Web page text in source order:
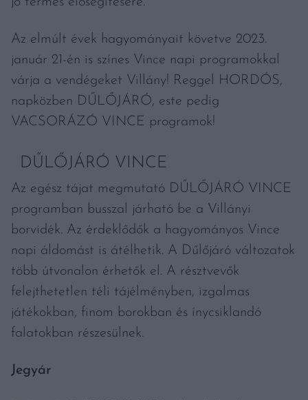
Az elmúlt évek hagyományait követve 2023.
január 21-én is színes Vince napi programokkal
várja a vendégeket Villány! Reggel HORDÓS,
napközben DŰLŐJÁRÓ, este pedig
VACSORÁZÓ VINCE programok!
DŰLŐJÁRÓ VINCE
Az egész tájat megmutató DŰLŐJÁRÓ VINCE
programban busszal járható be a Villányi
borvidék. Az érdeklődők a hagyományos Vince
napi áldomást is átélhetik. A Dűlőjáró változatok
több útvonalon érhetők el. A résztvevők
felejthetetlen téli tájélményben, izgalmas
játékokban, finom borokban és ínycsiklandó
falatokban részesülnek.
Jegyár